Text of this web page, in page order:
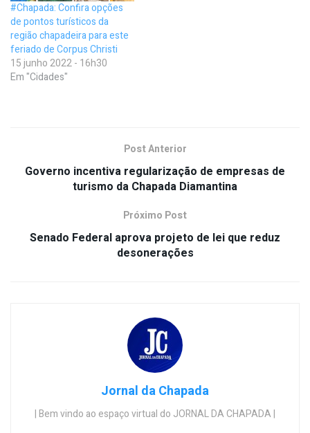
#Chapada: Confira opções
de pontos turísticos da
região chapadeira para este
feriado de Corpus Christi
15 junho 2022 - 16h30
Em "Cidades"
Post Anterior
Governo incentiva regularização de empresas de
turismo da Chapada Diamantina
Próximo Post
Senado Federal aprova projeto de lei que reduz
desonerações
Jornal da Chapada
| Bem vindo ao espaço virtual do JORNAL DA CHAPADA |